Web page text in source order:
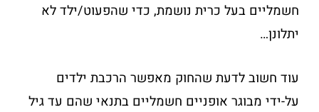
חשמליים בעל כרית נושמת, כדי שהפעוט/ילד לא
יתלונן…
עוד חשוב לדעת שהחוק מאפשר הרכבת ילדים
על-ידי מבוגר אופניים חשמליים בתנאי שהם עד גיל